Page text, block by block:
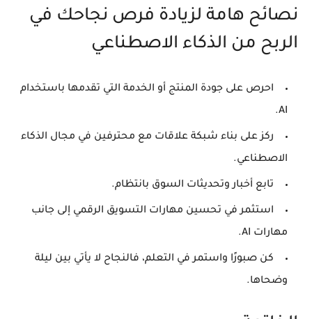
نصائح هامة لزيادة فرص نجاحك في
الربح من الذكاء الاصطناعي
احرص على جودة المنتج أو الخدمة التي تقدمها باستخدام
AI.
ركز على بناء شبكة علاقات مع محترفين في مجال الذكاء
الاصطناعي.
تابع أخبار وتحديثات السوق بانتظام.
استثمر في تحسين مهارات التسويق الرقمي إلى جانب
مهارات AI.
كن صبورًا واستمر في التعلم، فالنجاح لا يأتي بين ليلة
وضحاها.